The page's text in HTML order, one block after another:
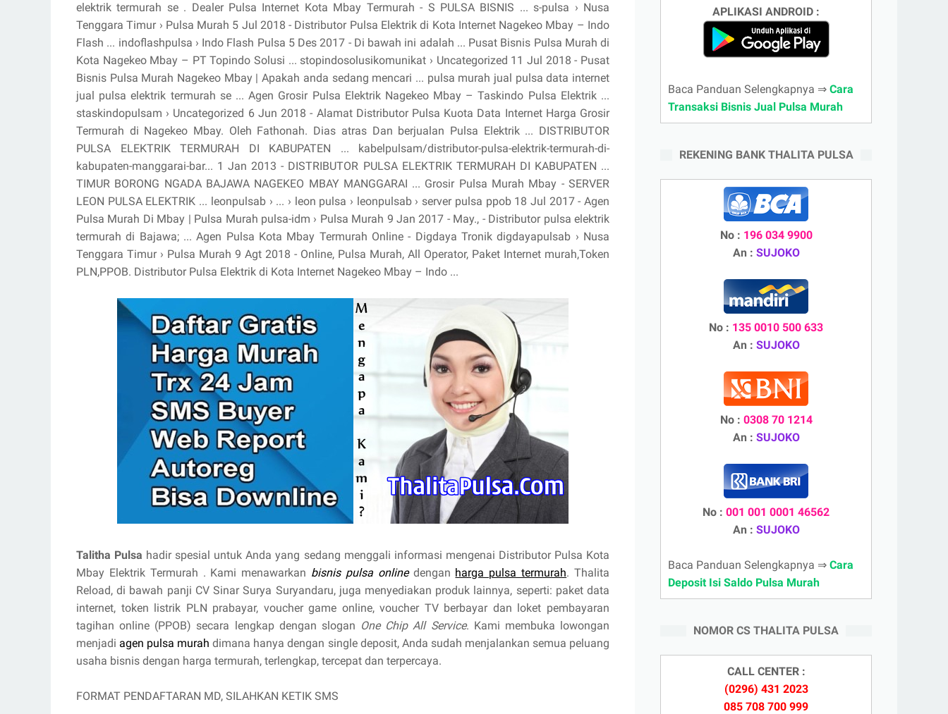
elektrik termurah se . Dealer Pulsa Internet Kota Mbay Termurah - S PULSA BISNIS ... s-pulsa › Nusa
Tenggara Timur › Pulsa Murah 5 Jul 2018 - Distributor Pulsa Elektrik di Kota Internet Nagekeo Mbay – Indo
Flash ... indoflashpulsa › Indo Flash Pulsa 5 Des 2017 - Di bawah ini adalah ... Pusat Bisnis Pulsa Murah di
Kota Nagekeo Mbay – PT Topindo Solusi ... stopindosolusikomunikat › Uncategorized 11 Jul 2018 - Pusat
Bisnis Pulsa Murah Nagekeo Mbay | Apakah anda sedang mencari ... pulsa murah jual pulsa data internet
jual pulsa elektrik termurah se ... Agen Grosir Pulsa Elektrik Nagekeo Mbay – Taskindo Pulsa Elektrik ...
staskindopulsam › Uncategorized 6 Jun 2018 - Alamat Distributor Pulsa Kuota Data Internet Harga Grosir
Termurah di Nagekeo Mbay. Oleh Fathonah. Dias atras Dan berjualan Pulsa Elektrik ... DISTRIBUTOR
PULSA ELEKTRIK TERMURAH DI KABUPATEN ... kabelpulsam/distributor-pulsa-elektrik-termurah-di-
kabupaten-manggarai-bar... 1 Jan 2013 - DISTRIBUTOR PULSA ELEKTRIK TERMURAH DI KABUPATEN ...
TIMUR BORONG NGADA BAJAWA NAGEKEO MBAY MANGGARAI ... Grosir Pulsa Murah Mbay - SERVER
LEON PULSA ELEKTRIK ... leonpulsab › ... › leon pulsa › leonpulsab › server pulsa ppob 18 Jul 2017 - Agen
Pulsa Murah Di Mbay | Pulsa Murah pulsa-idm › Pulsa Murah 9 Jan 2017 - May., - Distributor pulsa elektrik
termurah di Bajawa; ... Agen Pulsa Kota Mbay Termurah Online - Digdaya Tronik digdayapulsab › Nusa
Tenggara Timur › Pulsa Murah 9 Agt 2018 - Online, Pulsa Murah, All Operator, Paket Internet murah,Token
PLN,PPOB. Distributor Pulsa Elektrik di Kota Internet Nagekeo Mbay – Indo ...
Talitha Pulsa hadir spesial untuk Anda yang sedang menggali informasi mengenai Distributor Pulsa Kota
Mbay Elektrik Termurah . Kami menawarkan bisnis pulsa onlinedengan harga pulsa termurah. Thalita
Reload, di bawah panji CV Sinar Surya Suryandaru, juga menyediakan produk lainnya, seperti: paket data
internet, token listrik PLN prabayar, voucher game online, voucher TV berbayar dan loket pembayaran
tagihan online (PPOB) secara lengkap dengan slogan One Chip All Service. Kami membuka lowongan
menjadi agen pulsa murah dimana hanya dengan single deposit, Anda sudah menjalankan semua peluang
usaha bisnis dengan harga termurah, terlengkap, tercepat dan terpercaya.
FORMAT PENDAFTARAN MD, SILAHKAN KETIK SMS
APLIKASI ANDROID :
Baca Panduan Selengkapnya ⇒ Cara
Transaksi Bisnis Jual Pulsa Murah
REKENING BANK THALITA PULSA
No : 196 034 9900
An : SUJOKO
No : 135 0010 500 633
An : SUJOKO
No : 0308 70 1214
An : SUJOKO
No : 001 001 0001 46562
An : SUJOKO
Baca Panduan Selengkapnya ⇒ Cara
Deposit Isi Saldo Pulsa Murah
NOMOR CS THALITA PULSA
CALL CENTER :
(0296) 431 2023
085 708 700 999